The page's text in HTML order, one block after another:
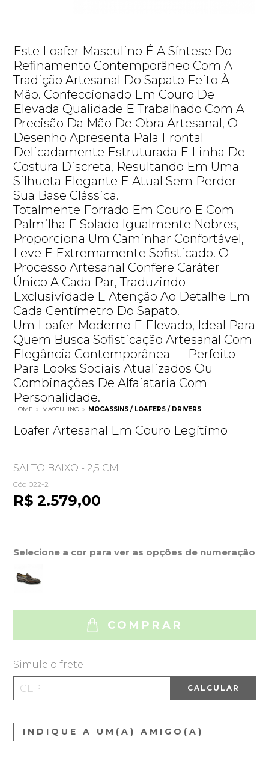
Este Loafer Masculino É A Síntese Do
Refinamento Contemporâneo Com A
Tradição Artesanal Do Sapato Feito À
Mão. Confeccionado Em Couro De
Elevada Qualidade E Trabalhado Com A
Precisão Da Mão De Obra Artesanal, O
Desenho Apresenta Pala Frontal
Delicadamente Estruturada E Linha De
Costura Discreta, Resultando Em Uma
Silhueta Elegante E Atual Sem Perder
Sua Base Clássica.
Totalmente Forrado Em Couro E Com
Palmilha E Solado Igualmente Nobres,
Proporciona Um Caminhar Confortável,
Leve E Extremamente Sofisticado. O
Processo Artesanal Confere Caráter
Único A Cada Par, Traduzindo
Exclusividade E Atenção Ao Detalhe Em
Cada Centímetro Do Sapato.
Um Loafer Moderno E Elevado, Ideal Para
Quem Busca Sofisticação Artesanal Com
Elegância Contemporânea — Perfeito
Para Looks Sociais Atualizados Ou
Combinações De Alfaiataria Com
Personalidade.
HOME » MASCULINO » MOCASSINS / LOAFERS / DRIVERS
Loafer Artesanal Em Couro Legítimo
SALTO BAIXO - 2,5 CM
Cód 022-2
R$ 2.579,00
Selecione a cor para ver as opções de numeração
COMPRAR
Simule o frete
CALCULAR
INDIQUE A UM(A) AMIGO(A)